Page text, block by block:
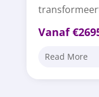
Vanaf
Read More